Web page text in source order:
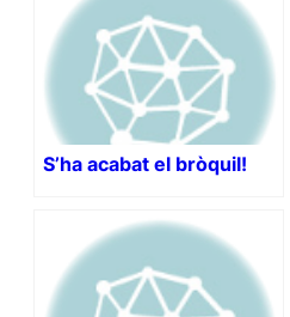
S’ha acabat el bròquil!